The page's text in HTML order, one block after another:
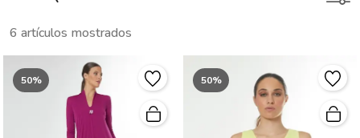
6 artículos mostrados
50% 50%